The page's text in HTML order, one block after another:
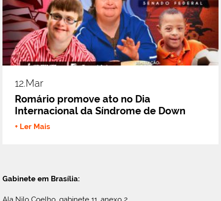
12.mar
Romário promove ato no Dia
Internacional da Síndrome de Down
+ Ler Mais
Gabinete em Brasília: